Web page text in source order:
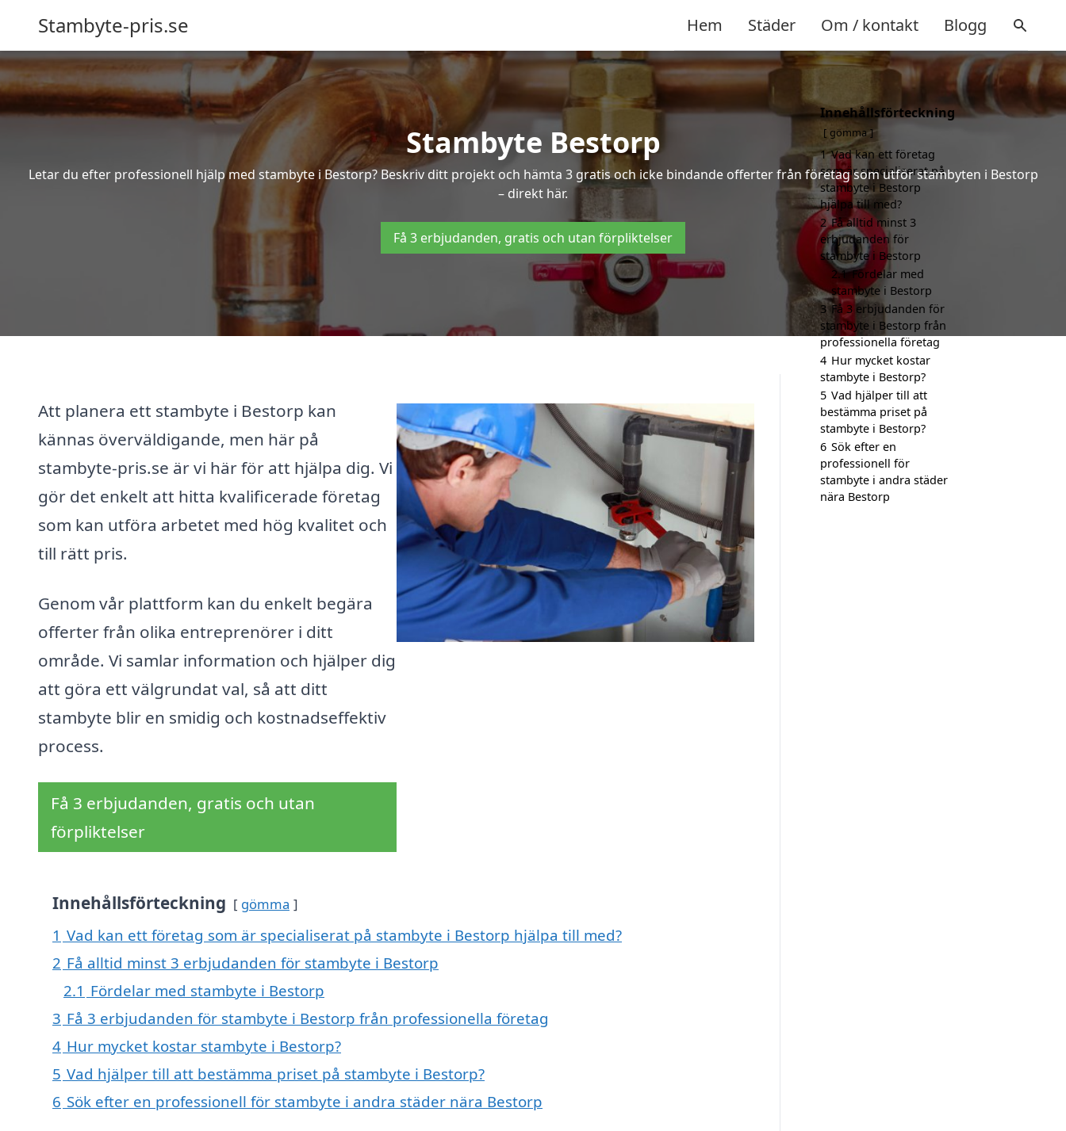
Stambyte-pris.se Hem Städer Om / kontakt Blogg
Stambyte Bestorp
Letar du efter professionell hjälp med stambyte i Bestorp? Beskriv ditt projekt och hämta 3 gratis och icke bindande offerter från företag som utför stambyten i Bestorp
– direkt här.
Få 3 erbjudanden, gratis och utan förpliktelser
Att planera ett stambyte i Bestorp kan
kännas överväldigande, men här på
stambyte-pris.se är vi här för att hjälpa dig. Vi
gör det enkelt att hitta kvalificerade företag
som kan utföra arbetet med hög kvalitet och
till rätt pris.
Genom vår plattform kan du enkelt begära
offerter från olika entreprenörer i ditt
område. Vi samlar information och hjälper dig
att göra ett välgrundat val, så att ditt
stambyte blir en smidig och kostnadseffektiv
process.
Få 3 erbjudanden, gratis och utan
förpliktelser
Innehållsförteckning gömma
1 Vad kan ett företag som är specialiserat på stambyte i Bestorp hjälpa till med?
2 Få alltid minst 3 erbjudanden för stambyte i Bestorp
2.1 Fördelar med stambyte i Bestorp
3 Få 3 erbjudanden för stambyte i Bestorp från professionella företag
4 Hur mycket kostar stambyte i Bestorp?
5 Vad hjälper till att bestämma priset på stambyte i Bestorp?
6 Sök efter en professionell för stambyte i andra städer nära Bestorp
Innehållsförteckning
gömma
1 Vad kan ett företag
som är specialiserat på
stambyte i Bestorp
hjälpa till med?
2 Få alltid minst 3
erbjudanden för
stambyte i Bestorp
2.1 Fördelar med
stambyte i Bestorp
3 Få 3 erbjudanden för
stambyte i Bestorp från
professionella företag
4 Hur mycket kostar
stambyte i Bestorp?
5 Vad hjälper till att
bestämma priset på
stambyte i Bestorp?
6 Sök efter en
professionell för
stambyte i andra städer
nära Bestorp